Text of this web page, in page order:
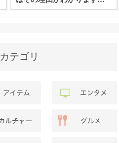
か？
カテゴリ